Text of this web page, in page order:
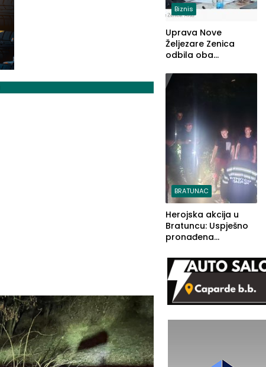
Biznis
Uprava Nove
Željezare Zenica
odbila oba
FBiH: Ustrajni da je
stečaj jedino rješenje
BRATUNAC
Herojska akcija u
Bratuncu: Uspješno
pronađena
a Ivanka Lazić,
rodom iz Kravice.